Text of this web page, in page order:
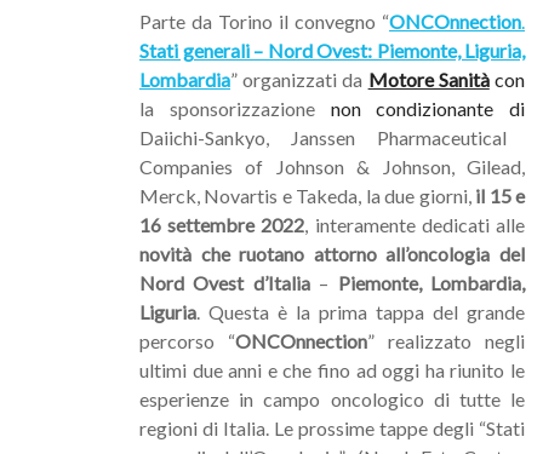
Parte da Torino il convegno “ONCOnnection.
Stati generali – Nord Ovest: Piemonte, Liguria,
Lombardia” organizzati da Motore Sanità con
la sponsorizzazionenon condizionante di
Daiichi-Sankyo, Janssen Pharmaceutical
Companies of Johnson & Johnson, Gilead,
Merck, Novartis e Takeda, la due giorni, il 15 e
16 settembre 2022, interamente dedicati alle
novità che ruotano attorno all’oncologia del
Nord Ovest d’Italia– Piemonte, Lombardia,
Liguria. Questa è la prima tappa del grande
percorso “ONCOnnection” realizzato negli
ultimi due anni e che fino ad oggi ha riunito le
esperienze in campo oncologico di tutte le
regioni di Italia. Le prossime tappe degli “Stati